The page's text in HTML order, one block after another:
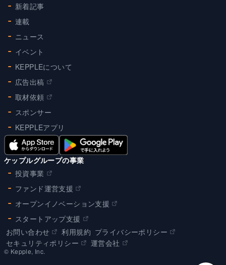
新着記事
連載
ニュース
イベント
KEPPLEについて
広告出稿
取材依頼
スポンサー
KEPPLEアプリ
ケップルグループの事業
投資事業
ファンド運営支援
オープンイノベーション支援
スタートアップ支援
お問い合わせ
利用規約 プライバシーポリシー
セキュリティポリシー
運営会社
©︎ Kepple, Inc.